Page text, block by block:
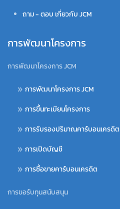
ถาม - ตอบ เกี่ยวกับ JCM
การพัฒนาโครงการ
การพัฒนาโครงการ JCM
การพัฒนาโครงการ JCM
การขึ้นทะเบียนโครงการ
การรับรองปริมาณคาร์บอนเครดิต
การเปิดบัญชี
การซื้อขายคาร์บอนเครดิต
การขอรับทุนสนับสนุน